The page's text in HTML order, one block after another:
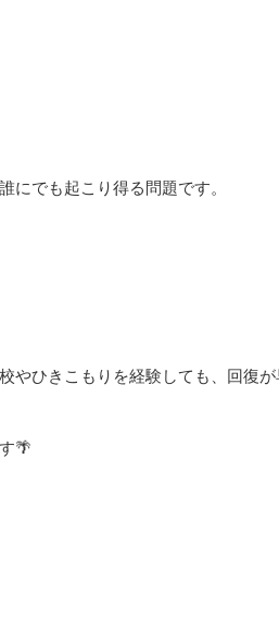
にでも起こり得る問題です。
ひきこもりを経験しても、回復が
🌴